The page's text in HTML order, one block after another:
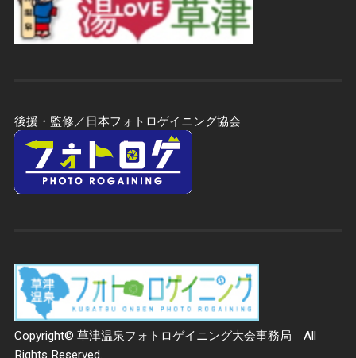
後援・監修／日本フォトロゲイニング協会
Copyright© 草津温泉フォトロゲイニング大会事務局 All
Rights Reserved.